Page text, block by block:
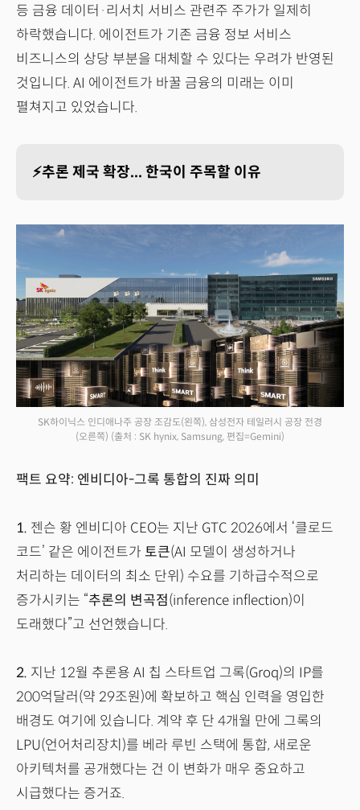
등 금융 데이터·리서치 서비스 관련주 주가가 일제히
하락했습니다. 에이전트가 기존 금융 정보 서비스
비즈니스의 상당 부분을 대체할 수 있다는 우려가 반영된
것입니다. AI 에이전트가 바꿀 금융의 미래는 이미
펼쳐지고 있었습니다.
⚡추론 제국 확장... 한국이 주목할 이유
SK하이닉스 인디애나주 공장 조감도(왼쪽), 삼성전자 테일러시 공장 전경
(오른쪽) (출처 : SK hynix, Samsung, 편집=Gemini)
팩트 요약: 엔비디아-그록 통합의 진짜 의미
1. 젠슨 황 엔비디아 CEO는 지난 GTC 2026에서 ‘클로드
코드’ 같은 에이전트가 토큰(AI 모델이 생성하거나
처리하는 데이터의 최소 단위) 수요를 기하급수적으로
증가시키는 “추론의 변곡점(inference inflection)이
도래했다”고 선언했습니다.
2. 지난 12월 추론용 AI 칩 스타트업 그록(Groq)의 IP를
200억달러(약 29조원)에 확보하고 핵심 인력을 영입한
배경도 여기에 있습니다. 계약 후 단 4개월 만에 그록의
LPU(언어처리장치)를 베라 루빈 스택에 통합, 새로운
아키텍처를 공개했다는 건 이 변화가 매우 중요하고
시급했다는 증거죠.